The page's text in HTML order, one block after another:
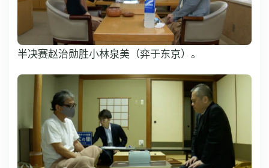
半决赛赵治勋胜小林泉美（弈于东京）。